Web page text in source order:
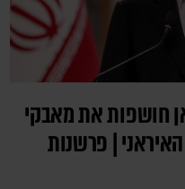
חושפות את מאבקי
| פרשנות